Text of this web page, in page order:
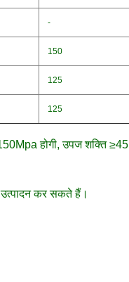
-
150
125
125
होगी, उपज शक्ति
उत्पादन कर सकते हैं।